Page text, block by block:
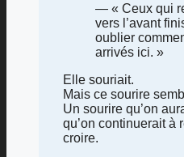
— « Ceux qui
vers l’avant
oublier
arrivés ici. »
Elle souriait.
Mais ce sourire
Un sourire qu’on
qu’on continuerait à
croire.